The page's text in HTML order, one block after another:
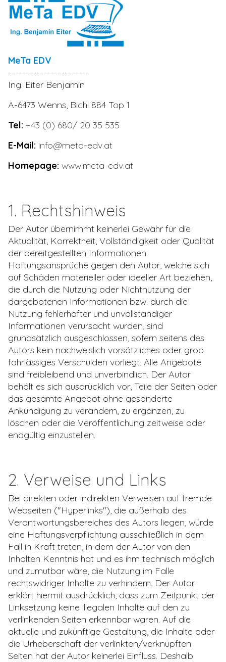
MeTa EDV
-----------------------
Ing. Eiter Benjamin
A-6473 Wenns, Bichl 884 Top 1
Tel: +43 (0) 680/ 20 35 535
E-Mail: info@meta-edv.at
Homepage:www.meta-edv.at
1. Rechtshinweis
Der Autor übernimmt keinerlei Gewähr für die
Aktualität, Korrektheit, Vollständigkeit oder Qualität
der bereitgestellten Informationen.
Haftungsansprüche gegen den Autor, welche sich
auf Schäden materieller oder ideeller Art beziehen,
die durch die Nutzung oder Nichtnutzung der
dargebotenen Informationen bzw. durch die
Nutzung fehlerhafter und unvollständiger
Informationen verursacht wurden, sind
grundsätzlich ausgeschlossen, sofern seitens des
Autors kein nachweislich vorsätzliches oder grob
fahrlässiges Verschulden vorliegt. Alle Angebote
sind freibleibend und unverbindlich. Der Autor
behält es sich ausdrücklich vor, Teile der Seiten oder
das gesamte Angebot ohne gesonderte
Ankündigung zu verändern, zu ergänzen, zu
löschen oder die Veröffentlichung zeitweise oder
endgültig einzustellen.
2. Verweise und Links
Bei direkten oder indirekten Verweisen auf fremde
Webseiten ("Hyperlinks"), die außerhalb des
Verantwortungsbereiches des Autors liegen, würde
eine Haftungsverpflichtung ausschließlich in dem
Fall in Kraft treten, in dem der Autor von den
Inhalten Kenntnis hat und es ihm technisch möglich
und zumutbar wäre, die Nutzung im Falle
rechtswidriger Inhalte zu verhindern. Der Autor
erklärt hiermit ausdrücklich, dass zum Zeitpunkt der
Linksetzung keine illegalen Inhalte auf den zu
verlinkenden Seiten erkennbar waren. Auf die
aktuelle und zukünftige Gestaltung, die Inhalte oder
die Urheberschaft der verlinkten/verknüpften
Seiten hat der Autor keinerlei Einfluss. Deshalb